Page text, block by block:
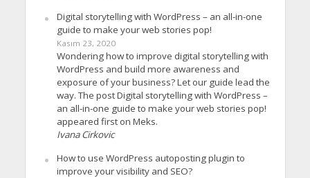
Digital storytelling with WordPress – an all-in-one
guide to make your web stories pop!
Kasım 23, 2020
Wondering how to improve digital storytelling with
WordPress and build more awareness and
exposure of your business? Let our guide lead the
way. The post Digital storytelling with WordPress –
an all-in-one guide to make your web stories pop!
appeared first on Meks.
Ivana Cirkovic
How to use WordPress autoposting plugin to
improve your visibility and SEO?